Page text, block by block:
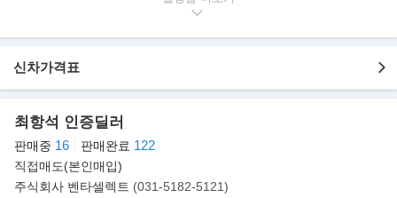
- 정비완료
- 무사고 운행
- 화사한 화이트 바디컬러
- 메리디안 오디오 시스템
- 깔끔하게 관리된 실내/외관
- 4륜구동+510마력 강력한 V8 슈퍼차저 SUV
신차가격표
최항석 인증딜러
판매중 16 판매완료 122
직접매도(본인매입)
주식회사 벤타셀렉트 (031-5182-5121)